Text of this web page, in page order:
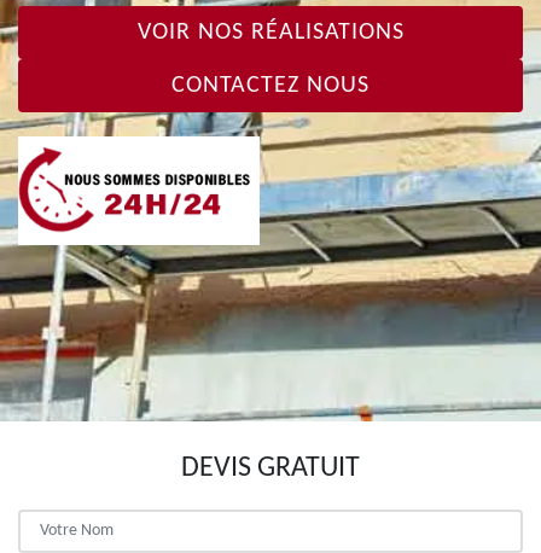
VOIR NOS RÉALISATIONS
CONTACTEZ NOUS
DEVIS GRATUIT